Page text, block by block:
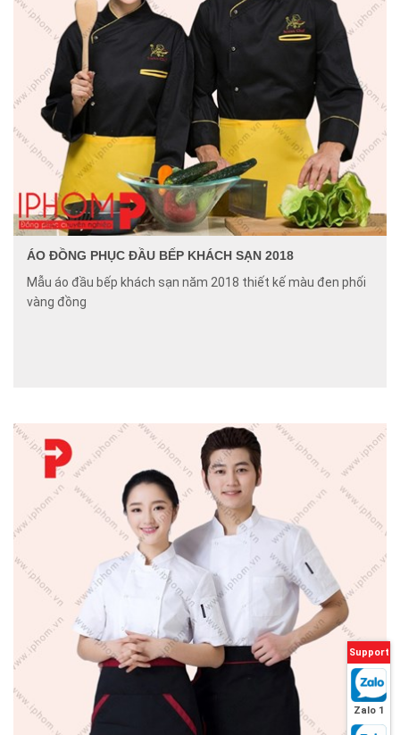
ÁO ĐỒNG PHỤC ĐẦU BẾP KHÁCH SẠN 2018
Mẫu áo đầu bếp khách sạn năm 2018 thiết kế màu đen phối
vàng đồng
Support
Zalo 1